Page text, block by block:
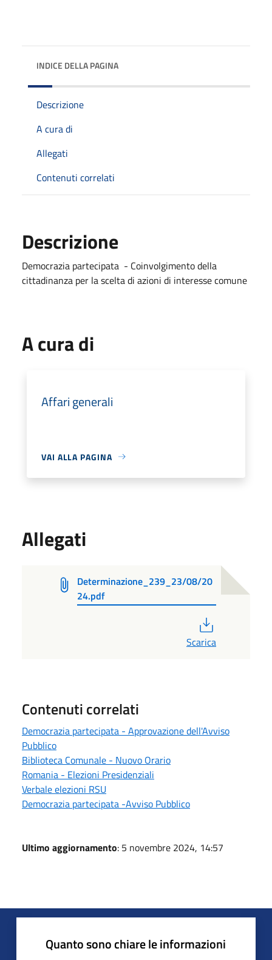
INDICE DELLA PAGINA
Descrizione
A cura di
Allegati
Contenuti correlati
Descrizione
Democrazia partecipata - Coinvolgimento della
cittadinanza per la scelta di azioni di interesse comune
A cura di
Affari generali
VAI ALLA PAGINA
Allegati
Determinazione_239_23/08/20
24.pdf
Scarica
Contenuti correlati
Democrazia partecipata - Approvazione dell'Avviso
Pubblico
Biblioteca Comunale - Nuovo Orario
Romania - Elezioni Presidenziali
Verbale elezioni RSU
Democrazia partecipata -Avviso Pubblico
Ultimo aggiornamento: 5 novembre 2024, 14:57
Quanto sono chiare le informazioni